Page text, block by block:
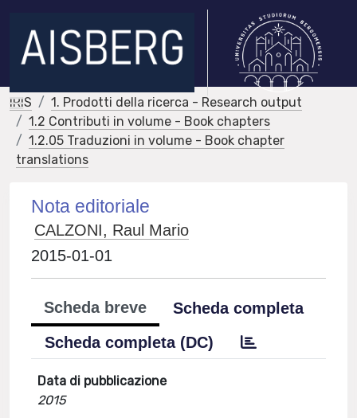
IRIS
1. Prodotti della ricerca - Research output
1.2 Contributi in volume - Book chapters
1.2.05 Traduzioni in volume - Book chapter
translations
Nota editoriale
CALZONI, Raul Mario
2015-01-01
Scheda breve
Scheda completa
Scheda completa (DC)
Data di pubblicazione
2015